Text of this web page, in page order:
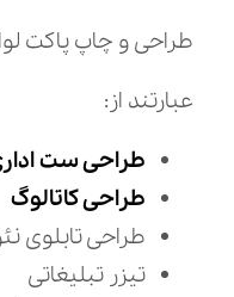
طراحی و چاپ پاکت
عبارتند از:
طراحی ست
طراحی کاتالوگ
طراحی تابلوی
تیزر تبلیغاتی